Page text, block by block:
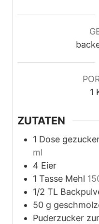
1
ZUTATEN
1 Dose
ml
4 Eier
1 Tasse Mehl
1/2 TL
50 g
Puderzucker